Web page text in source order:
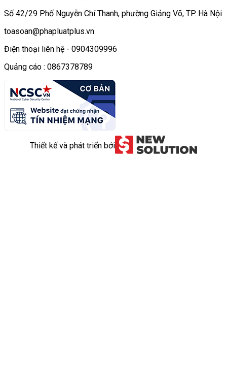
Số 42/29 Phố Nguyễn Chí Thanh, phường Giảng Võ, TP. Hà Nội
toasoan@phapluatplus.vn
Điện thoại liên hệ - 0904309996
Quảng cáo : 0867378789
Thiết kế và phát triển bởi